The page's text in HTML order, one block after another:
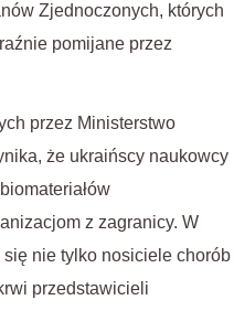
Zjednoczonych, których
pomijane przez
przez Ministerstwo
że ​​ukraińscy naukowcy
z zagranicy. W
nie tylko nosiciele chorób
przedstawicieli